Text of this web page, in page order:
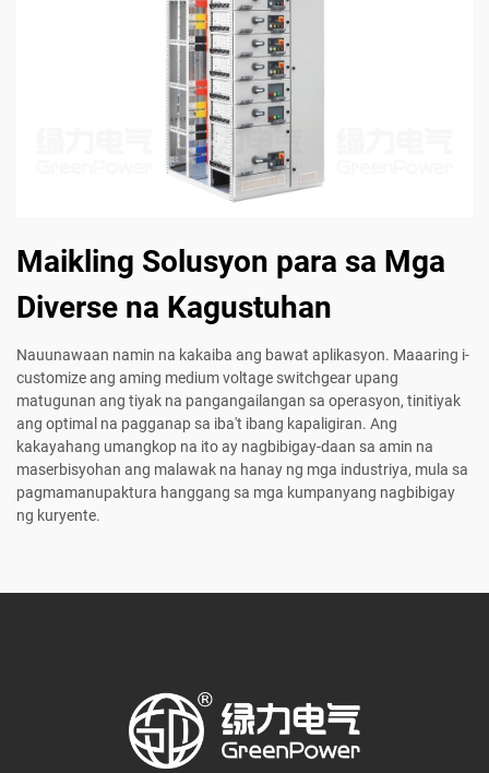
Maikling Solusyon para sa Mga
Diverse na Kagustuhan
Nauunawaan namin na kakaiba ang bawat aplikasyon. Maaaring i-
customize ang aming medium voltage switchgear upang
matugunan ang tiyak na pangangailangan sa operasyon, tinitiyak
ang optimal na pagganap sa iba't ibang kapaligiran. Ang
kakayahang umangkop na ito ay nagbibigay-daan sa amin na
maserbisyohan ang malawak na hanay ng mga industriya, mula sa
pagmamanupaktura hanggang sa mga kumpanyang nagbibigay
ng kuryente.